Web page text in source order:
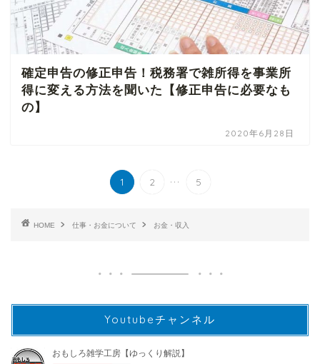
確定申告の修正申告！税務署で雑所得を事業所
得に変える方法を聞いた【修正申告に必要なも
の】
2020年6月28日
1 2 ... 5
HOME 仕事・お金について お金・収入
Youtubeチャンネル